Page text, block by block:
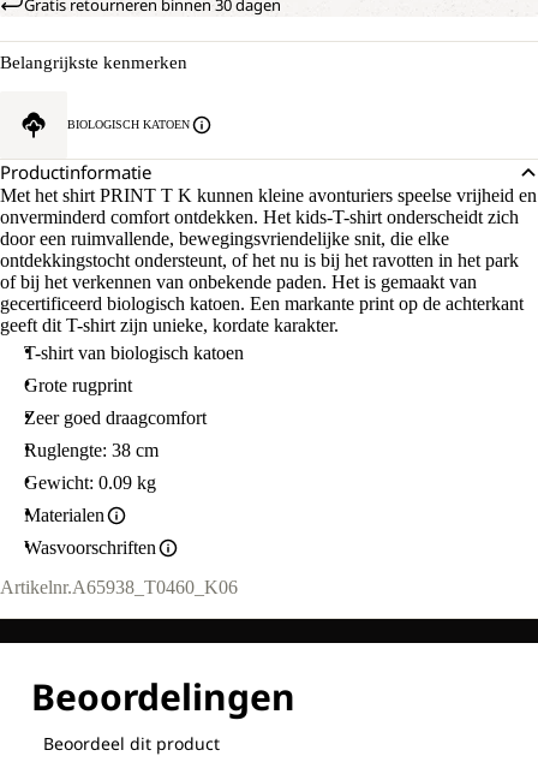
AFBEELDING
VOLLEDIG
ONZE
MODELLEN
MAAT
Gratis retourneren binnen 30 dagen
Belangrijkste kenmerken
BIOLOGISCH KATOEN
Productinformatie
Met het shirt PRINT T K kunnen kleine avonturiers speelse vrijheid en
onverminderd comfort ontdekken. Het kids-T-shirt onderscheidt zich
door een ruimvallende, bewegingsvriendelijke snit, die elke
ontdekkingstocht ondersteunt, of het nu is bij het ravotten in het park
of bij het verkennen van onbekende paden. Het is gemaakt van
gecertificeerd biologisch katoen. Een markante print op de achterkant
geeft dit T-shirt zijn unieke, kordate karakter.
T-shirt van biologisch katoen
Grote rugprint
Zeer goed draagcomfort
Ruglengte: 38 cm
Gewicht: 0.09 kg
Materialen
Wasvoorschriften
Artikelnr.A65938_T0460_K06